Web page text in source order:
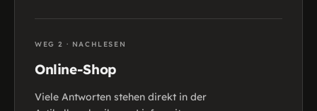
WEG 2 · NACHLESEN
Online-Shop
Viele Antworten stehen direkt in der